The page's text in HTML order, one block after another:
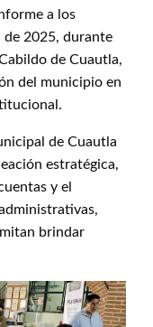
a los
de 2025, durante
de Cuautla,
del municipio en
de Cuautla
estratégica,
y el
brindar